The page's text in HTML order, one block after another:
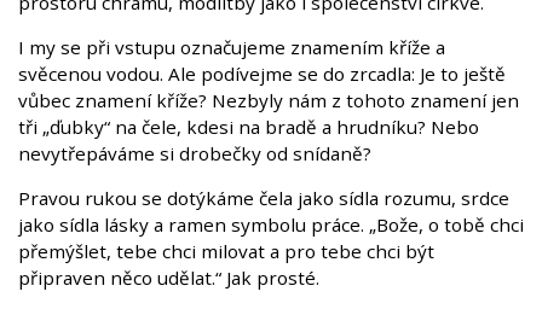
I my se při vstupu označujeme znamením kříže a
svěcenou vodou. Ale podívejme se do zrcadla: Je to ještě
vůbec znamení kříže? Nezbyly nám z tohoto znamení jen
tři „ďubky“ na čele, kdesi na bradě a hrudníku? Nebo
nevytřepáváme si drobečky od snídaně?
Pravou rukou se dotýkáme čela jako sídla rozumu, srdce
jako sídla lásky a ramen symbolu práce. „Bože, o tobě chci
přemýšlet, tebe chci milovat a pro tebe chci být
připraven něco udělat.“ Jak prosté.